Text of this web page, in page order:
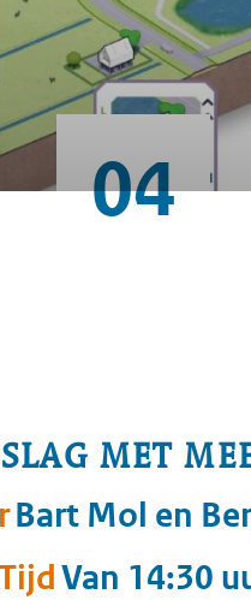
04
MET
Bart Mol en
Van 14:30